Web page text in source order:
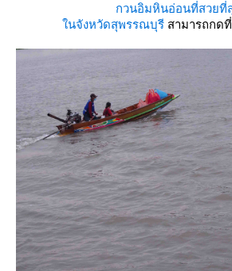
กวนอิมหินอ่อนที่สวยที่
นจังหวัดสุพรรณบุรี สามารถกด